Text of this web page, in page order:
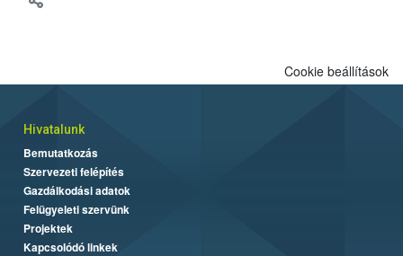
Cookie beállítások
Hivatalunk
Bemutatkozás
Szervezeti felépítés
Gazdálkodási adatok
Felügyeleti szervünk
Projektek
Kapcsolódó linkek